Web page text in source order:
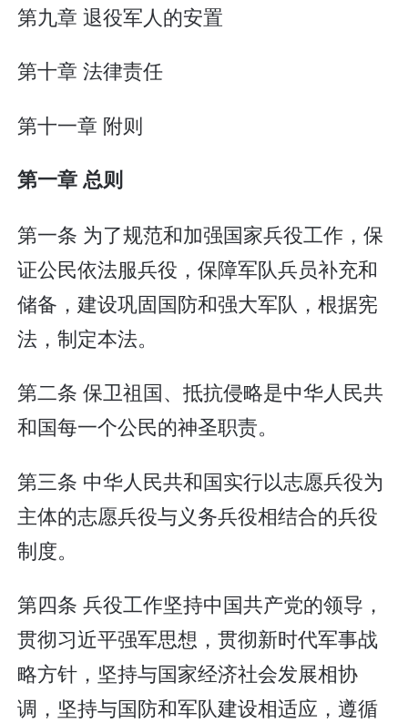
第九章 退役军人的安置
第十章 法律责任
第十一章 附则
第一章 总则
第一条 为了规范和加强国家兵役工作，保
证公民依法服兵役，保障军队兵员补充和
储备，建设巩固国防和强大军队，根据宪
法，制定本法。
第二条 保卫祖国、抵抗侵略是中华人民共
和国每一个公民的神圣职责。
第三条 中华人民共和国实行以志愿兵役为
主体的志愿兵役与义务兵役相结合的兵役
制度。
第四条 兵役工作坚持中国共产党的领导，
贯彻习近平强军思想，贯彻新时代军事战
略方针，坚持与国家经济社会发展相协
调，坚持与国防和军队建设相适应，遵循